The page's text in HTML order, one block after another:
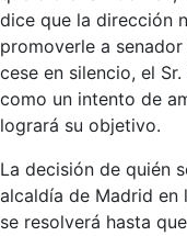
dice que la dirección
promoverle a
cese en silencio, el
como un intento de
logrará su objetivo.
La decisión de quién
alcaldía de Madrid en
se resolverá hasta